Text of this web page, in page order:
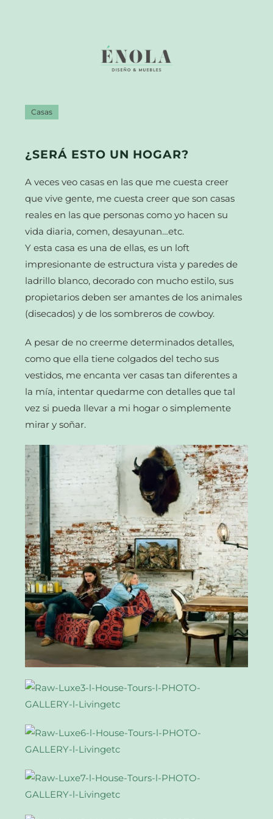
Casas
¿SERÁ ESTO UN HOGAR?
A veces veo casas en las que me cuesta creer
que vive gente, me cuesta creer que son casas
reales en las que personas como yo hacen su
vida diaria, comen, desayunan…etc.
Y esta casa es una de ellas, es un loft
impresionante de estructura vista y paredes de
ladrillo blanco, decorado con mucho estilo, sus
propietarios deben ser amantes de los animales
(disecados) y de los sombreros de cowboy.
A pesar de no creerme determinados detalles,
como que ella tiene colgados del techo sus
vestidos, me encanta ver casas tan diferentes a
la mía, intentar quedarme con detalles que tal
vez si pueda llevar a mi hogar o simplemente
mirar y soñar.